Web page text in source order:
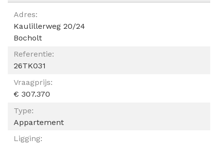
ALGEMEEN
Adres:
Kaulillerweg 20/24
Bocholt
Referentie:
26TK031
Vraagprijs:
€ 307.370
Type:
Appartement
Ligging: